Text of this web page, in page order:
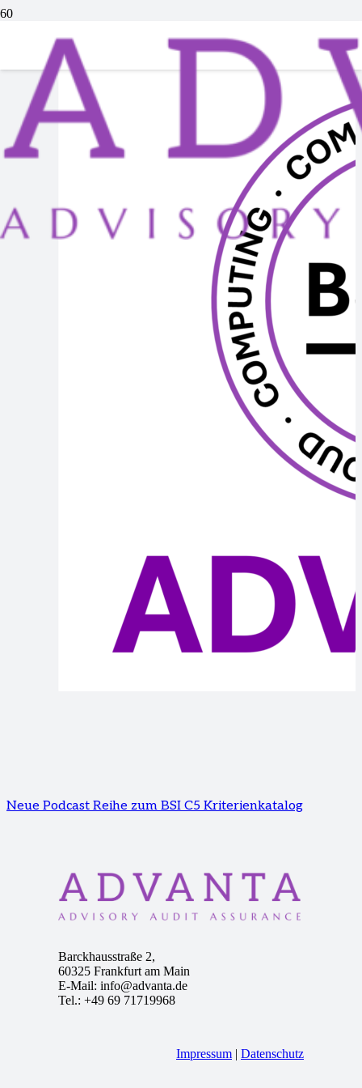
Podcast
Neue Podcast Reihe zum BSI C5 Kriterienkatalog
Barckhausstraße 2,
60325 Frankfurt am Main
E-Mail: info@advanta.de
Tel.: +49 69 71719968
Impressum | Datenschutz